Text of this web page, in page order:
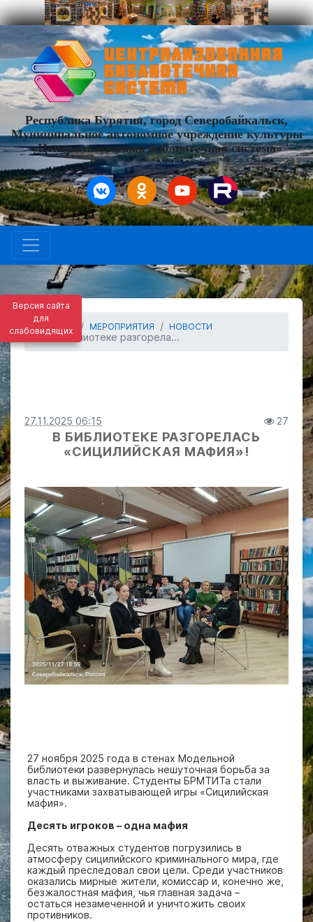
Версия сайта
для
слабовидящих
Республика Бурятия, город Северобайкальск,
Муниципальное автономное учреждение культуры
«Централизованная библиотечная система»
МЕРОПРИЯТИЯ НОВОСТИ
В библиотеке разгорела...
27.11.2025 06:15 27
В БИБЛИОТЕКЕ РАЗГОРЕЛАСЬ
«СИЦИЛИЙСКАЯ МАФИЯ»!
27 ноября 2025 года в стенах Модельной
библиотеки развернулась нешуточная борьба за
власть и выживание. Студенты БРМТИТа стали
участниками захватывающей игры «Сицилийская
мафия».
Десять игроков – одна мафия
Десять отважных студентов погрузились в
атмосферу сицилийского криминального мира, где
каждый преследовал свои цели. Среди участников
оказались мирные жители, комиссар и, конечно же,
безжалостная мафия, чья главная задача –
остаться незамеченной и уничтожить своих
противников.